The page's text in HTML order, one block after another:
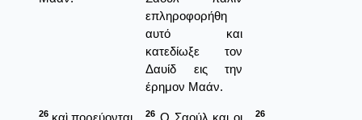
επληροφορήθη
αυτό και
κατεδίωξε τον
Δαυίδ εις την
έρημον Μαάν.
26 καὶ πορεύονται
26 Ο Σαούλ και οι
26